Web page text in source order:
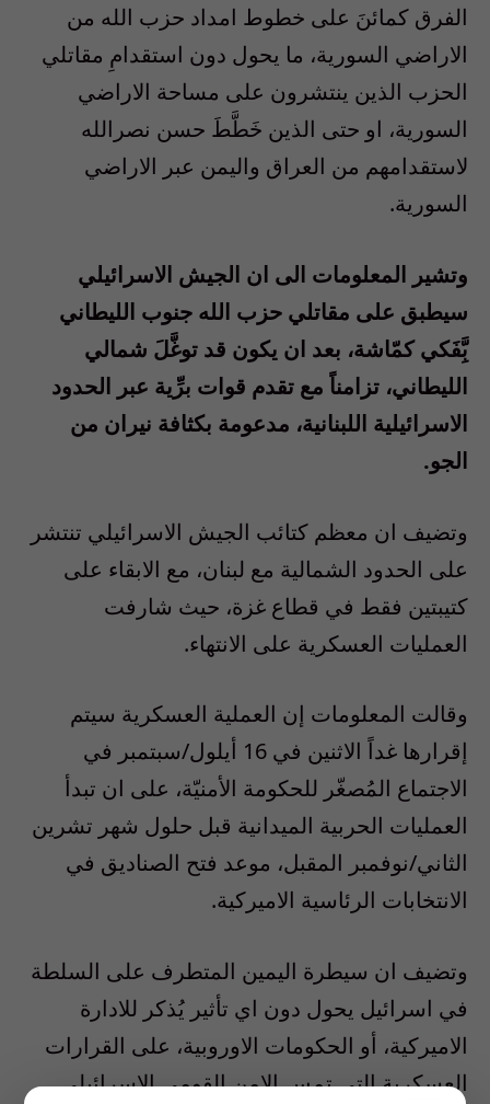
الفرق كمائنَ على خطوط امداد حزب الله من
الاراضي السورية، ما يحول دون استقدامِ مقاتلي
الحزب الذين ينتشرون على مساحة الاراضي
السورية، او حتى الذين خَطَّطَ حسن نصرالله
لاستقدامهم من العراق واليمن عبر الاراضي
السورية.
وتشير المعلومات الى ان الجيش الاسرائيلي
سيطبق على مقاتلي حزب الله جنوب الليطاني
بَِّفَكي كمّاشة، بعد ان يكون قد توغَّلَ شمالي
الليطاني، تزامناً مع تقدم قوات برِّية عبر الحدود
الاسرائيلية اللبنانية، مدعومة بكثافة نيران من
الجو.
وتضيف ان معظم كتائب الجيش الاسرائيلي تنتشر
على الحدود الشمالية مع لبنان، مع الابقاء على
كتيبتين فقط في قطاع غزة، حيث شارفت
العمليات العسكرية على الانتهاء.
وقالت المعلومات إن العملية العسكرية سيتم
إقرارها غداً الاثنين في 16
أيلول/سبتمبر في
الاجتماع المُصغّر للحكومة الأمنيّة، على ان تبدأ
العمليات الحربية الميدانية قبل حلول شهر تشرين
الثاني/نوفمبر المقبل، موعد فتح الصناديق في
الانتخابات الرئاسية الاميركية.
وتضيف ان سيطرة اليمين المتطرف على السلطة
في اسرائيل يحول دون اي تأثير يُذكر للادارة
الاميركية، أو الحكومات الاوروبية، على القرارات
العسكرية التي تمس الامن القومي الاسرائيلي,